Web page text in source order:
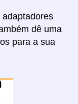
dê uma
para a sua